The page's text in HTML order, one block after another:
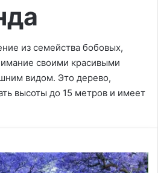
из семейства бобовых,
своими красивыми
видом. Это дерево,
высоты до 15 метров и имеет